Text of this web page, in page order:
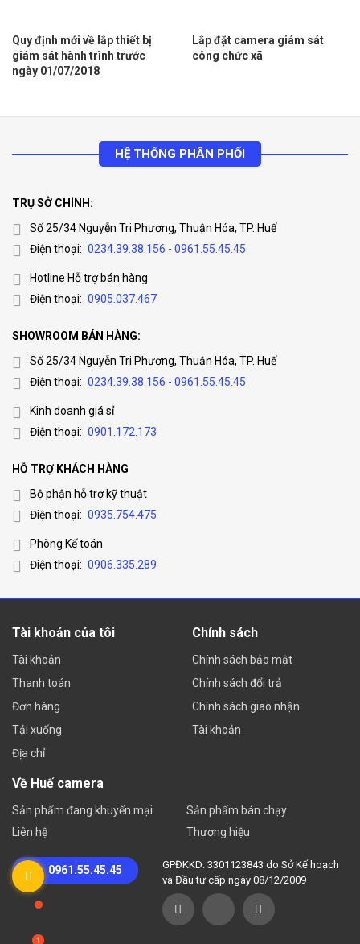
Quy định mới về lắp thiết bị
giám sát hành trình trước
ngày 01/07/2018
Lắp đặt camera giám sát
công chức xã
HỆ THỐNG PHÂN PHỐI
TRỤ SỞ CHÍNH:
Số 25/34 Nguyễn Tri Phương, Thuận Hóa, TP. Huế
Điện thoại: 0234.39.38.156 - 0961.55.45.45
Hotline Hỗ trợ bán hàng
Điện thoại: 0905.037.467
SHOWROOM BÁN HÀNG:
Số 25/34 Nguyễn Tri Phương, Thuận Hóa, TP. Huế
Điện thoại: 0234.39.38.156 - 0961.55.45.45
Kinh doanh giá sỉ
Điện thoại: 0901.172.173
HỖ TRỢ KHÁCH HÀNG
Bộ phận hỗ trợ kỹ thuật
Điện thoại: 0935.754.475
Phòng Kế toán
Điện thoại: 0906.335.289
Tài khoản của tôi
Tài khoản
Thanh toán
Đơn hàng
Tải xuống
Địa chỉ
Chính sách
Chính sách bảo mật
Chính sách đổi trả
Chính sách giao nhận
Tài khoản
Về Huế camera
Sản phẩm đang khuyến mại
Liên hệ
Sản phẩm bán chạy
Thương hiệu
0961.55.45.45
GPĐKKD: 3301123843 do Sở Kế hoạch
và Đầu tư cấp ngày 08/12/2009